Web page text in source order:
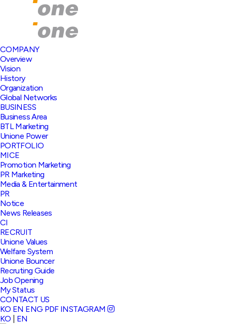
COMPANY
Overview
Vision
History
Organization
Global Networks
BUSINESS
Business Area
BTL Marketing
Unione Power
PORTFOLIO
MICE
Promotion Marketing
PR Marketing
Media & Entertainment
PR
Notice
News Releases
CI
RECRUIT
Unione Values
Welfare System
Unione Bouncer
Recruting Guide
Job Opening
My Status
CONTACT US
KO EN ENG PDF INSTAGRAM
KO
EN